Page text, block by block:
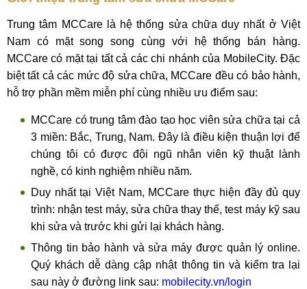
Trung tâm MCCare là hệ thống sửa chữa duy nhất ở Việt
Nam có mặt song song cùng với hệ thống bán hàng.
MCCare có mặt tại tất cả các chi nhánh của MobileCity. Đặc
biệt tất cả các mức độ sửa chữa, MCCare đều có bảo hành,
hỗ trợ phần mềm miễn phí cùng nhiều ưu điểm sau:
MCCare có trung tâm đào tạo học viên sửa chữa tại cả
3 miền: Bắc, Trung, Nam. Đây là điều kiện thuận lợi để
chúng tôi có được đội ngũ nhân viên kỹ thuật lành
nghề, có kinh nghiệm nhiều năm.
Duy nhất tại Việt Nam, MCCare thực hiện đầy đủ quy
trình: nhận test máy, sửa chữa thay thế, test máy kỹ sau
khi sửa và trước khi gửi lại khách hàng.
Thông tin bảo hành và sửa máy được quản lý online.
Quý khách dễ dàng cập nhật thông tin và kiểm tra lại
sau này ở đường link sau: mobilecity.vn/login